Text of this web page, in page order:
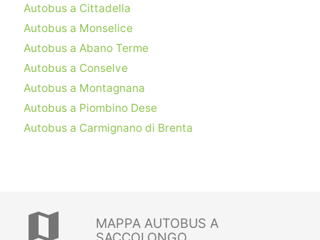
Autobus a Cittadella
Autobus a Monselice
Autobus a Abano Terme
Autobus a Conselve
Autobus a Montagnana
Autobus a Piombino Dese
Autobus a Carmignano di Brenta
map
MAPPA AUTOBUS A